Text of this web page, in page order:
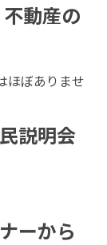
動産の
ほぼありませ
説明会
ーから